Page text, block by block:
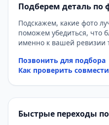
Подберем деталь по
Подскажем, какие фото
поможем убедиться, что
именно к вашей ревизии
Позвонить для подбора
Как проверить
Быстрые переходы